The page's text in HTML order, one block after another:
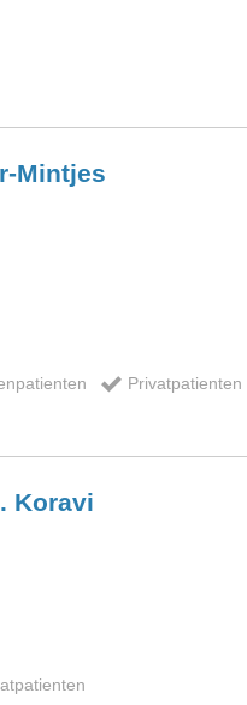
Mintjes
Privatpatienten
Koravi